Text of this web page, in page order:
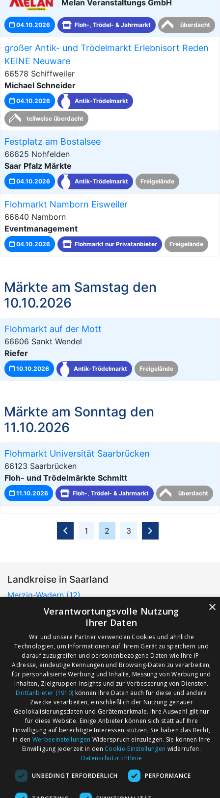
Melan Veranstaltungs GmbH
04.10.2026 Floh-, Trödel- & Jahrmarkt überdacht
großer Antik- und Trödelmarkt Erlebnisort Reden
KEINE Neuware
66578 Schiffweiler
Michael Schneider
04.10.2026 Antik-Trödelmarkt
teilweise überdacht
Festplatz am Bostalsee
66625 Nohfelden
Saar Pfalz Märkte
04.10.2026 Antik-Trödelmarkt Freigelände
Flohmarkt Namborn Eisweiler
66640 Namborn
Eventmanagement
04.10.2026 Flohmarkt nur Privatanbieter Freigelände
Märkte am Samstag den
10.10.2026
Flohmarkt auf der Mott
66606 Sankt Wendel
Riefer
10.10.2026 Antik-Trödelmarkt Freigelände
Märkte am Sonntag den
11.10.2026
Flohmarkt Universität Saarbrücken
66123 Saarbrücken
Floh- und Trödelmärkte Schmitt
11.10.2026 Floh-, Trödel- & Jahrmarkt überdacht
1 2 3
Landkreise in Saarland
Merzig-Wadern (12)
Neunkirchen (14)
Regionalverband Saarbrücken (12)
Saarpfalz-Kreis (5)
Sankt Wendel (0)
AGB
Impressum
Datenschutz
Kontakt
Werben bei marktcom
Märkte nach Bundesländern
Märkte nach PLZ
Märkte nach Umkreis
Flohmarkt
×
Verantwortungsvolle Nutzung
Ihrer Daten
Wir und unsere Partner verwenden Cookies und ähnliche
Technologien, um Informationen auf Ihrem Gerät zu speichern und
darauf zuzugreifen und personenbezogene Daten wie Ihre IP-
Adresse, eindeutige Kennungen und Browsing-Daten zu verarbeiten,
für personalisierte Werbung und Inhalte, Messung von Werbung und
Inhalten, Zielgruppen-Insights und zur Verbesserung von Diensten.
Drittanbieter (1910) können Ihre Daten auch für diese und andere
Zwecke verarbeiten, einschließlich der Nutzung genauer
Geolokalisierungsdaten und Gerätemerkmale. Ihre Auswahl gilt nur
für diese Website. Einige Anbieter können sich statt auf Ihre
Einwilligung auf berechtigte Interessen stützen; Sie haben das Recht,
in den Werbeeinstellungen Widerspruch einzulegen. Sie können Ihre
Einwilligung jederzeit in den Cookie-Einstellungen widerrufen.
Datenschutzrichtlinie
UNBEDINGT ERFORDERLICH PERFORMANCE